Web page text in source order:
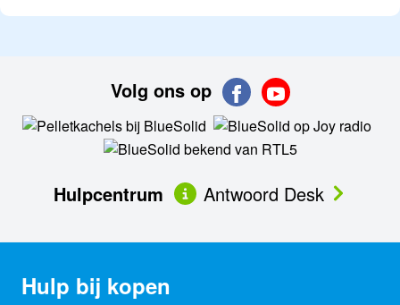
Volg ons op
Hulpcentrum Antwoord Desk
Hulp bij kopen